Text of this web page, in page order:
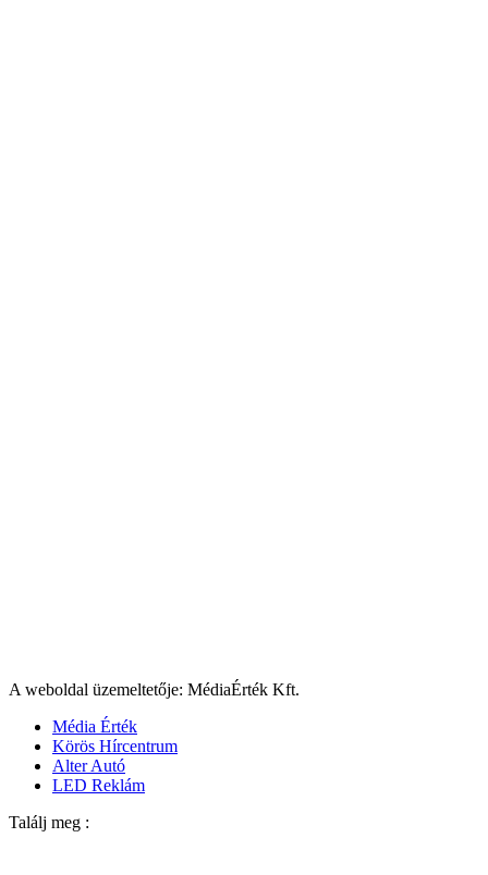
A weboldal üzemeltetője: MédiaÉrték Kft.
Média Érték
Körös Hírcentrum
Alter Autó
LED Reklám
Találj meg :